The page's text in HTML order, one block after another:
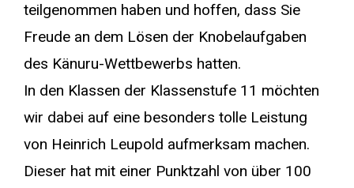
teilgenommen haben und hoffen, dass Sie
Freude an dem Lösen der Knobelaufgaben
des Känuru-Wettbewerbs hatten.
In den Klassen der Klassenstufe 11 möchten
wir dabei auf eine besonders tolle Leistung
von Heinrich Leupold aufmerksam machen.
Dieser hat mit einer Punktzahl von über 100